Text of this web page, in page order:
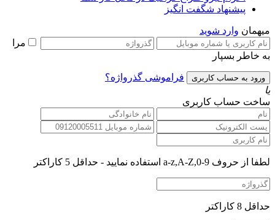
پیشنهاد شگفت انگیز
میهمان وارد شوید
مرا
به خاطر بسپار
فراموشی گذرواژه؟
یا
ساخت حساب کاربری
لطفا از حروف a-z,A-Z,0-9 استفاده نمایید - حداقل 5 کاراکتر
حداقل 8 کاراکتر